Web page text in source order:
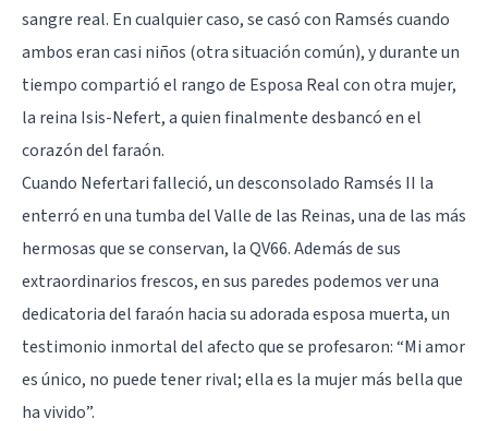
sangre real. En cualquier caso, se casó con Ramsés cuando
ambos eran casi niños (otra situación común), y durante un
tiempo compartió el rango de Esposa Real con otra mujer,
la reina Isis-Nefert, a quien finalmente desbancó en el
corazón del faraón.
Cuando Nefertari falleció, un desconsolado Ramsés II la
enterró en una tumba del Valle de las Reinas, una de las más
hermosas que se conservan, la QV66. Además de sus
extraordinarios frescos, en sus paredes podemos ver una
dedicatoria del faraón hacia su adorada esposa muerta, un
testimonio inmortal del afecto que se profesaron: “Mi amor
es único, no puede tener rival; ella es la mujer más bella que
ha vivido”.